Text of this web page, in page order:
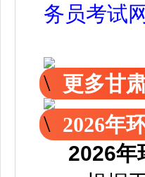
务员考试网
更多甘
2026年
2026年